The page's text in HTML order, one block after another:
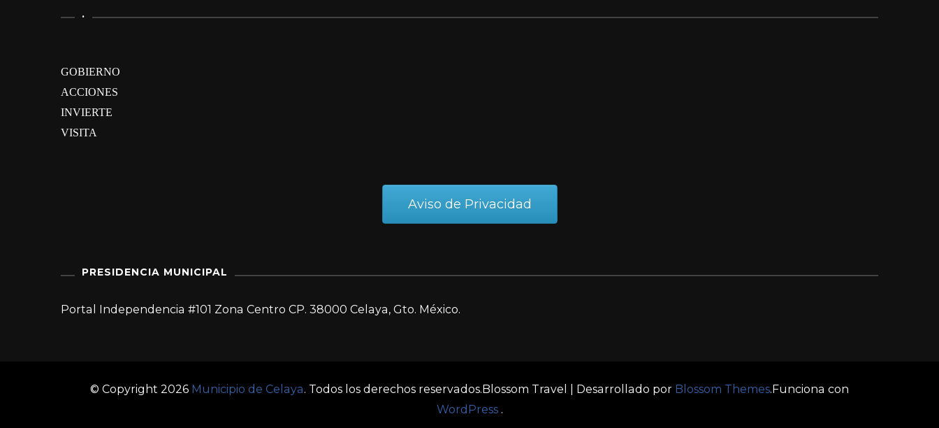
.
GOBIERNO
ACCIONES
INVIERTE
VISITA
Aviso de Privacidad
PRESIDENCIA MUNICIPAL
Portal Independencia #101 Zona Centro CP. 38000 Celaya, Gto. México.
© Copyright 2026 Municipio de Celaya. Todos los derechos reservados. Blossom Travel | Desarrollado por Blossom Themes.Funciona con
WordPress.